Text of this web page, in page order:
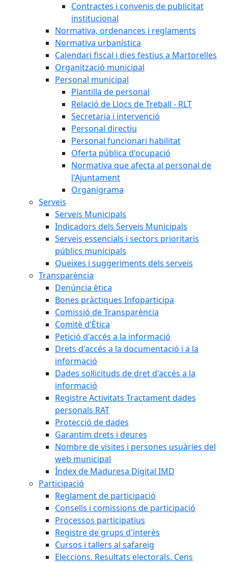
Contractes i convenis de publicitat
institucional
Normativa, ordenances i reglaments
Normativa urbanística
Calendari fiscal i dies festius a Martorelles
Organització municipal
Personal municipal
Plantilla de personal
Relació de Llocs de Treball - RLT
Secretaria i intervenció
Personal directiu
Personal funcionari habilitat
Oferta pública d'ocupació
Normativa que afecta al personal de
l'Ajuntament
Organigrama
Serveis
Serveis Municipals
Indicadors dels Serveis Municipals
Serveis essencials i sectors prioritaris
públics municipals
Queixes i suggeriments dels serveis
Transparència
Denúncia ètica
Bones pràctiques Infoparticipa
Comissió de Transparència
Comitè d'Ètica
Petició d'accés a la informació
Drets d'accés a la documentació i a la
informació
Dades sol·licituds de dret d'accés a la
informació
Registre Activitats Tractament dades
personals RAT
Protecció de dades
Garantim drets i deures
Nombre de visites i persones usuàries del
web municipal
Índex de Maduresa Digital IMD
Participació
Reglament de participació
Consells i comissions de participació
Processos participatius
Registre de grups d'interès
Cursos i tallers al safareig
Eleccions. Resultats electorals. Cens